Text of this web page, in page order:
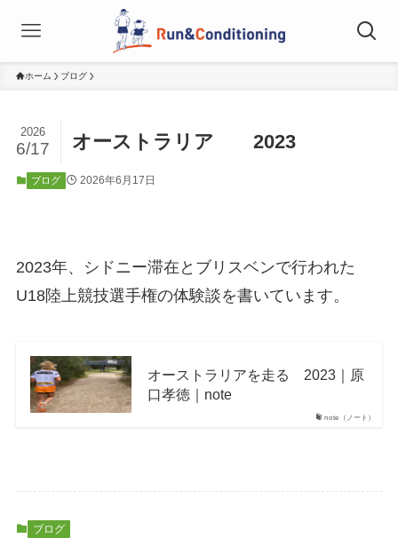
ホーム ブログ
オーストラリア 2023
2026
6/17
ブログ 2026年6月17日
2023年、シドニー滞在とブリスベンで行われた
U18陸上競技選手権の体験談を書いています。
note（ノート）
オーストラリアを走る 2023｜原
口孝徳｜note
ブログ